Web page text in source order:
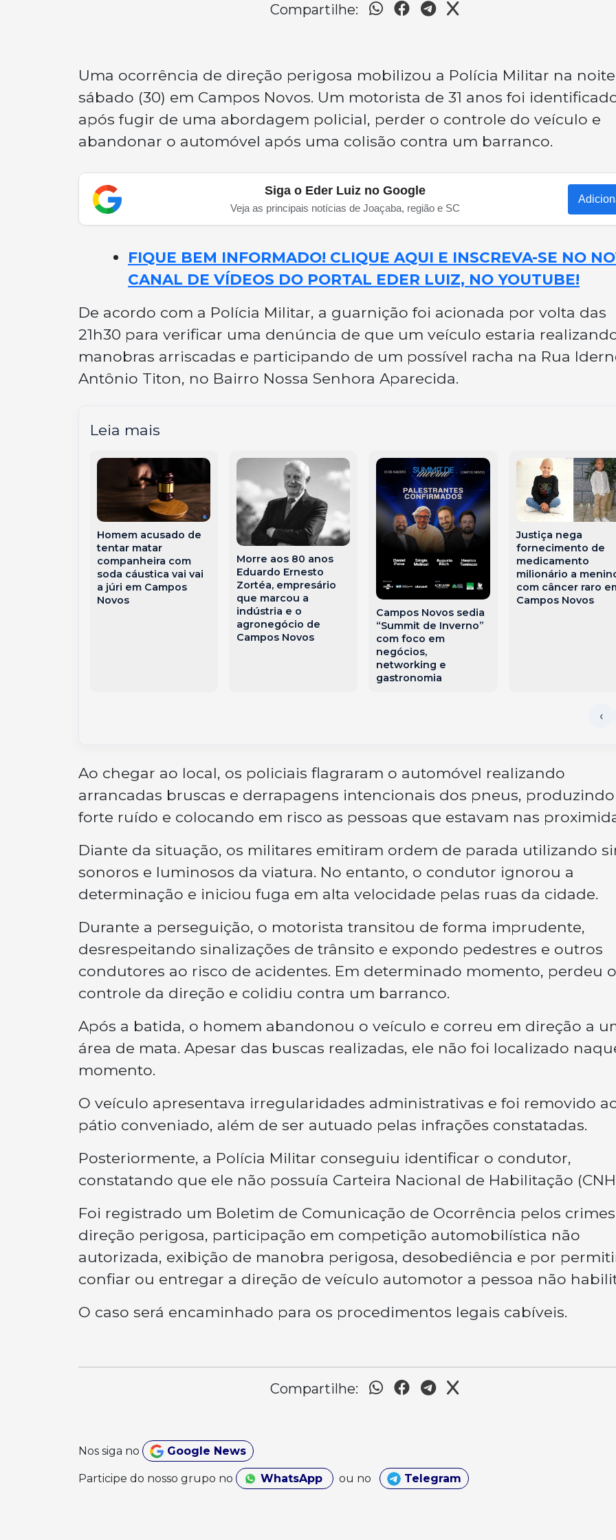
Compartilhe:
Uma ocorrência de direção perigosa mobilizou a Polícia Militar na
sábado (30) em Campos Novos. Um motorista de 31 anos foi
após fugir de uma abordagem policial, perder o controle do veículo e
abandonar o automóvel após uma colisão contra um barranco.
Siga o Eder Luiz no Google
Veja as principais notícias de Joaçaba, região e SC
FIQUE BEM INFORMADO! CLIQUE AQUI E INSCREVA-SE NO
CANAL DE VÍDEOS DO PORTAL EDER LUIZ, NO YOUTUBE!
De acordo com a Polícia Militar, a guarnição foi acionada por volta das
21h30 para verificar uma denúncia de que um veículo estaria
manobras arriscadas e participando de um possível racha na Rua
Antônio Titon, no Bairro Nossa Senhora Aparecida.
Leia mais
Homem acusado de
tentar matar
companheira com
soda cáustica vai vai
a júri em Campos
Novos
Morre aos 80 anos
Eduardo Ernesto
Zortéa, empresário
que marcou a
indústria e o
agronegócio de
Campos Novos
Campos Novos sedia
“Summit de Inverno”
com foco em
negócios,
networking e
gastronomia
Justiça nega
fornecimento de
medicamento
milionário a
com câncer raro
Campos Novos
Ao chegar ao local, os policiais flagraram o automóvel realizando
arrancadas bruscas e derrapagens intencionais dos pneus, produzindo
forte ruído e colocando em risco as pessoas que estavam nas
Diante da situação, os militares emitiram ordem de parada utilizando
sonoros e luminosos da viatura. No entanto, o condutor ignorou a
determinação e iniciou fuga em alta velocidade pelas ruas da cidade.
Durante a perseguição, o motorista transitou de forma imprudente,
desrespeitando sinalizações de trânsito e expondo pedestres e outros
condutores ao risco de acidentes. Em determinado momento, perdeu o
controle da direção e colidiu contra um barranco.
Após a batida, o homem abandonou o veículo e correu em direção a
área de mata. Apesar das buscas realizadas, ele não foi localizado
momento.
O veículo apresentava irregularidades administrativas e foi removido
pátio conveniado, além de ser autuado pelas infrações constatadas.
Posteriormente, a Polícia Militar conseguiu identificar o condutor,
constatando que ele não possuía Carteira Nacional de Habilitação
Foi registrado um Boletim de Comunicação de Ocorrência pelos
direção perigosa, participação em competição automobilística não
autorizada, exibição de manobra perigosa, desobediência e por
confiar ou entregar a direção de veículo automotor a pessoa não
O caso será encaminhado para os procedimentos legais cabíveis.
Compartilhe:
Nos siga no Google News
Participe do nosso grupo no WhatsApp ou no Telegram